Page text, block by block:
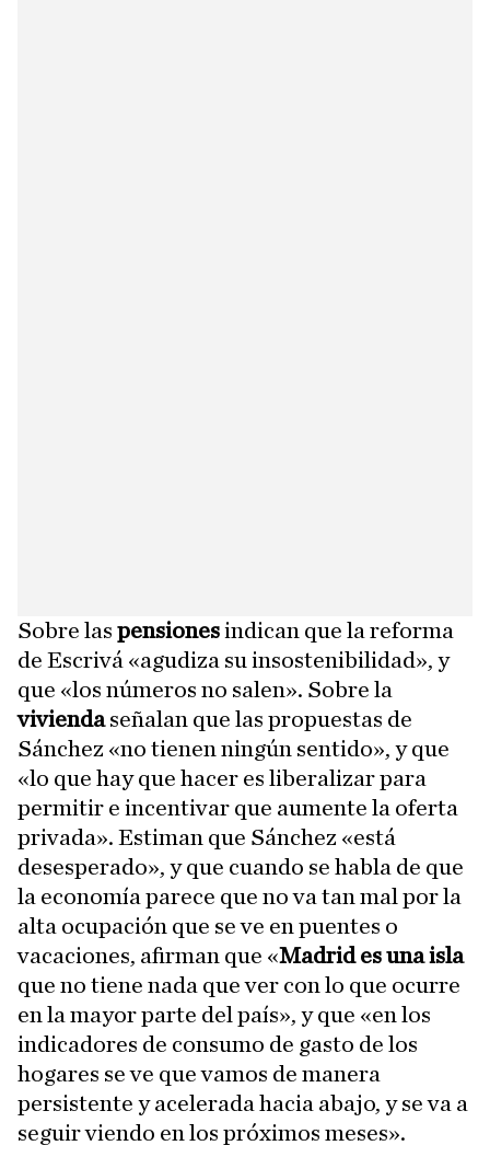
Sobre las pensionesindican que la reforma
de Escrivá «agudiza su insostenibilidad», y
que «los números no salen». Sobre la
viviendaseñalan que las propuestas de
Sánchez «no tienen ningún sentido», y que
«lo que hay que hacer es liberalizar para
permitir e incentivar que aumente la oferta
privada». Estiman que Sánchez «está
desesperado», y que cuando se habla de que
la economía parece que no va tan mal por la
alta ocupación que se ve en puentes o
vacaciones, afirman que «Madrid es una isla
que no tiene nada que ver con lo que ocurre
en la mayor parte del país», y que «en los
indicadores de consumo de gasto de los
hogares se ve que vamos de manera
persistente y acelerada hacia abajo, y se va a
seguir viendo en los próximos meses».